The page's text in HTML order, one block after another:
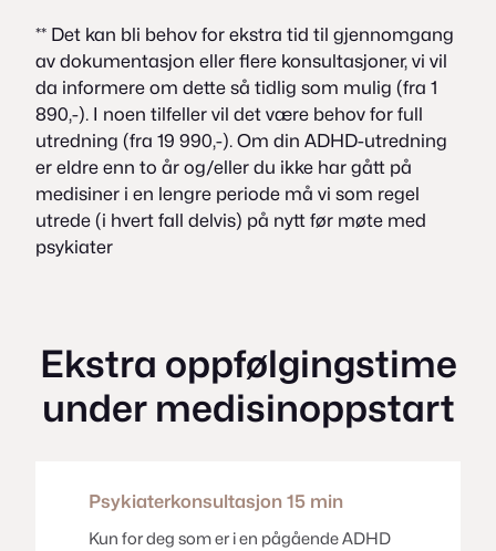
** Det kan bli behov for ekstra tid til gjennomgang
av dokumentasjon eller flere konsultasjoner, vi vil
da informere om dette så tidlig som mulig (fra 1
890,-). I noen tilfeller vil det være behov for full
utredning (fra 19 990,-). Om din ADHD-utredning
er eldre enn to år og/eller du ikke har gått på
medisiner i en lengre periode må vi som regel
utrede (i hvert fall delvis) på nytt før møte med
psykiater
Ekstra oppfølgingstime
under medisinoppstart
Psykiaterkonsultasjon 15 min
Kun for deg som er i en pågående ADHD